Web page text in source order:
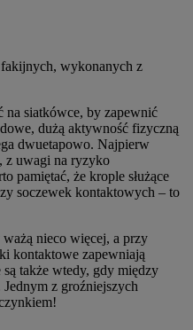
wykonanych z
na siatkówce, by zapewnić
dużą aktywność fizyczną
dwuetapowo. Najpierw
z uwagi na ryzyko
pamiętać, że krople służące
soczewek kontaktowych – to
nieco więcej, a przy
kontaktowe zapewniają
także wtedy, gdy między
z groźniejszych